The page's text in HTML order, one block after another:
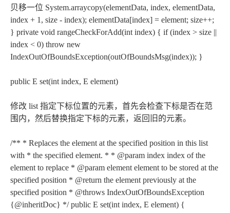
贝移一位 System.arraycopy(elementData, index, elementData,
index + 1, size - index); elementData[index] = element; size++;
} private void rangeCheckForAdd(int index) { if (index > size ||
index < 0) throw new
IndexOutOfBoundsException(outOfBoundsMsg(index)); }
public E set(int index, E element)
修改 list 指定下标位置的元素，首先会检查下标是否在范
围内，然后替换指定下标的元素，返回旧的元素。
/** * Replaces the element at the specified position in this list
with * the specified element. * * @param index index of the
element to replace * @param element element to be stored at the
specified position * @return the element previously at the
specified position * @throws IndexOutOfBoundsException
{@inheritDoc} */ public E set(int index, E element) {